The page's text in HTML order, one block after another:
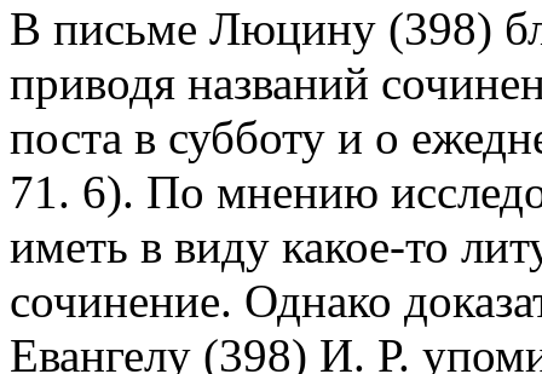
В письме Люцину (398)
приводя названий
поста в субботу и о
71. 6). По мнению
иметь в виду какое-то
сочинение. Однако
Евангелу (398) И. Р.